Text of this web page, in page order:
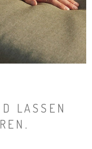
LASSEN